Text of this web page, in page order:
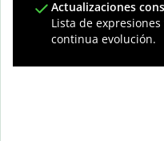
Actualizaciones
Lista de
continua evolución.